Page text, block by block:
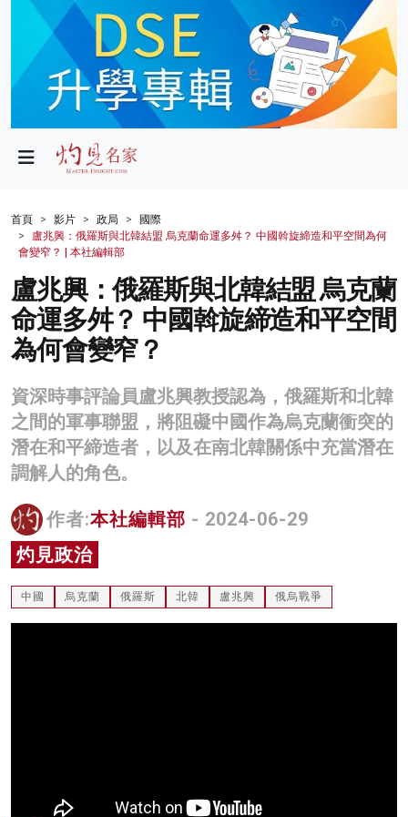
政局
財經
生活
健康
商業
科技
影片
名家榜
灼見活動
關於我們
首頁 影片 政局
國際
盧兆興：俄羅斯與北韓結盟 烏克蘭命運多舛？ 中國斡旋締造和平空間為何
會變窄？ | 本社編輯部
盧兆興：俄羅斯與北韓結盟 烏克蘭
命運多舛？ 中國斡旋締造和平空間
為何會變窄？
資深時事評論員盧兆興教授認為，俄羅斯和北韓
之間的軍事聯盟，將阻礙中國作為烏克蘭衝突的
潛在和平締造者，以及在南北韓關係中充當潛在
調解人的角色。
作者:本社編輯部 - 2024-06-29
灼見政治
中國 烏克蘭 俄羅斯 北韓 盧兆興 俄烏戰爭